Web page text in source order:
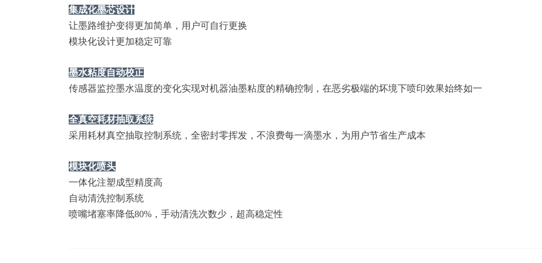
集成化墨芯设计
让墨路维护变得更加简单，用户可自行更换
模块化设计更加稳定可靠
墨水粘度自动校正
传感器监控墨水温度的变化实现对机器油墨粘度的精确控制，在恶劣极端的坏境下喷印效果始终如一
全真空耗材抽取系统
采用耗材真空抽取控制系统，全密封零挥发，不浪费每一滴墨水，为用户节省生产成本
模块化喷头
一体化注塑成型精度高
自动清洗控制系统
喷嘴堵塞率降低80%，手动清洗次数少，超高稳定性